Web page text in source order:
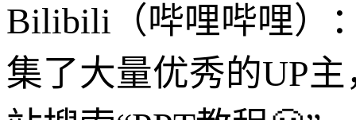
Bilibili（哔哩哔哩）
集了大量优秀的UP